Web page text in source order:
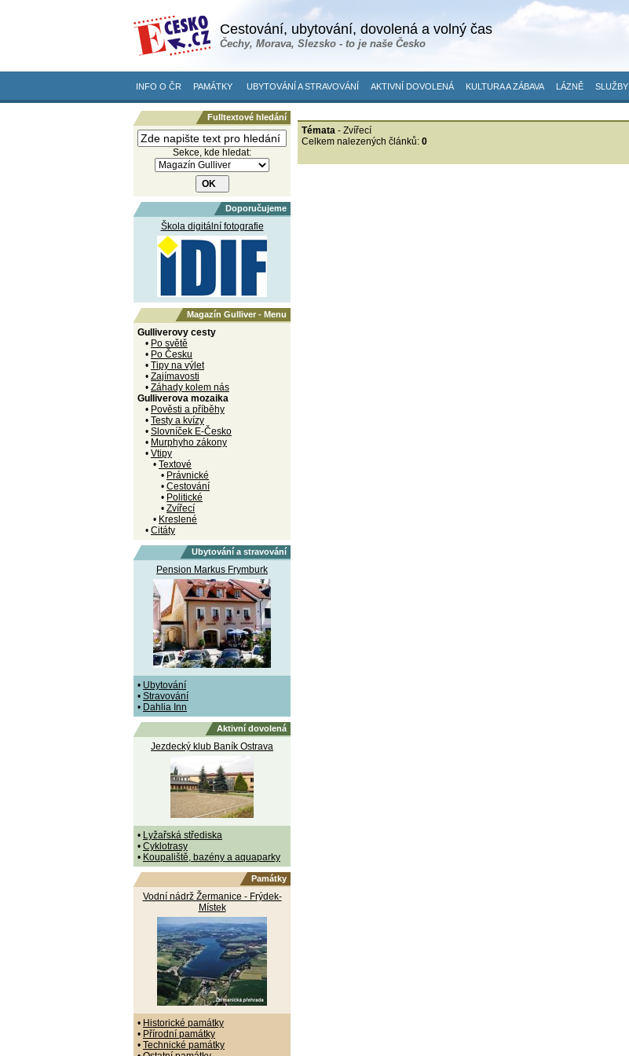
Cestování, ubytování, dovolená a volný čas
Čechy, Morava, Slezsko - to je naše Česko
INFO O ČR PAMÁTKY UBYTOVÁNÍ A STRAVOVÁNÍ AKTIVNÍ DOVOLENÁ KULTURA A ZÁBAVA LÁZNĚ SLUŽBY
Fulltextové hledání
Sekce, kde hledat:
Doporučujeme
Škola digitální fotografie
Magazín Gulliver - Menu
Gulliverovy cesty
• Po světě
• Po Česku
• Tipy na výlet
• Zajímavosti
• Záhady kolem nás
Gulliverova mozaika
• Pověsti a příběhy
• Testy a kvízy
• Slovníček E-Česko
• Murphyho zákony
• Vtipy
• Textové
• Právnické
• Cestování
• Politické
• Zvířecí
• Kreslené
• Citáty
Ubytování a stravování
Pension Markus Frymburk
• Ubytování
• Stravování
• Dahlia Inn
Aktivní dovolená
Jezdecký klub Baník Ostrava
• Lyžařská střediska
• Cyklotrasy
• Koupaliště, bazény a aquaparky
Památky
Vodní nádrž Žermanice - Frýdek-
Místek
• Historické památky
• Přírodní památky
• Technické památky
Témata - Zvířecí
Celkem nalezených článků: 0